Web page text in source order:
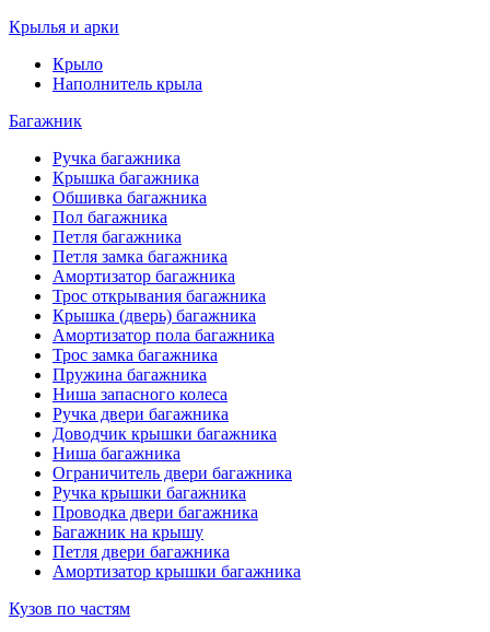
Крылья и арки
Крыло
Наполнитель крыла
Багажник
Ручка багажника
Крышка багажника
Обшивка багажника
Пол багажника
Петля багажника
Петля замка багажника
Амортизатор багажника
Трос открывания багажника
Крышка (дверь) багажника
Амортизатор пола багажника
Трос замка багажника
Пружина багажника
Ниша запасного колеса
Ручка двери багажника
Доводчик крышки багажника
Ниша багажника
Ограничитель двери багажника
Ручка крышки багажника
Проводка двери багажника
Багажник на крышу
Петля двери багажника
Амортизатор крышки багажника
Кузов по частям